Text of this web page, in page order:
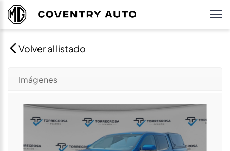
Volver al listado
Imágenes